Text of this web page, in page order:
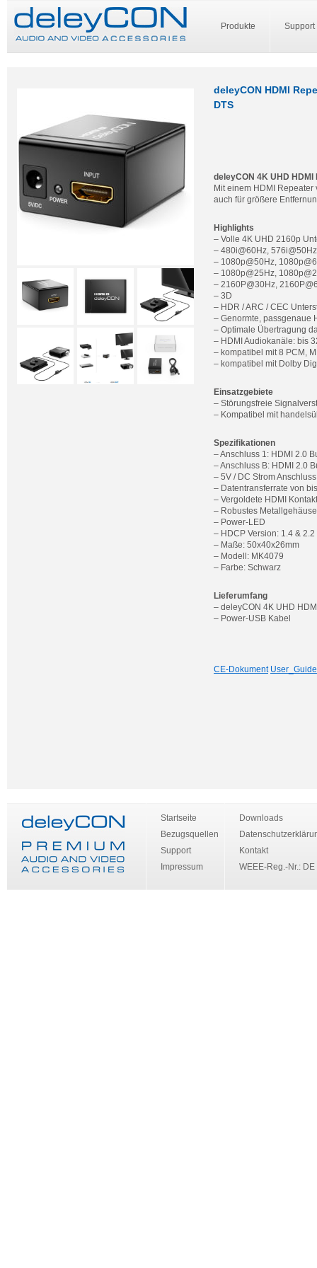
Produkte Support
deleyCON HDMI
DTS
deleyCON 4K UHD HDMI
Mit einem HDMI
auch für größere
Highlights
– Volle 4K UHD 2160p
– 480i@60Hz,
– 1080p@50Hz,
– 1080p@25Hz,
– 2160P@30Hz,
– 3D
– HDR / ARC / CEC
– Genormte, passgenaue
– Optimale Übertragung
– HDMI Audiokanäle: bis
– kompatibel mit 8 PCM,
– kompatibel mit Dolby
Einsatzgebiete
– Störungsfreie
– Kompatibel mit
Spezifikationen
– Anschluss 1: HDMI 2.0
– Anschluss B: HDMI 2.0
– 5V / DC Strom
– Datentransferrate von
– Vergoldete HDMI
– Robustes Metallgehäuse
– Power-LED
– HDCP Version: 1.4 & 2.2
– Maße: 50x40x26mm
– Modell: MK4079
– Farbe: Schwarz
Lieferumfang
– deleyCON 4K UHD
– Power-USB Kabel
CE-Dokument User_Guide
Startseite
Bezugsquellen
Support
Impressum
Downloads
Kontakt
WEEE-Reg.-Nr.: